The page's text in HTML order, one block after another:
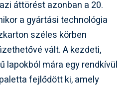
áttörést azonban a 20.
a gyártási technológia
széles körben
vált. A kezdeti,
lapokból mára egy rendkívül
fejlődött ki, amely